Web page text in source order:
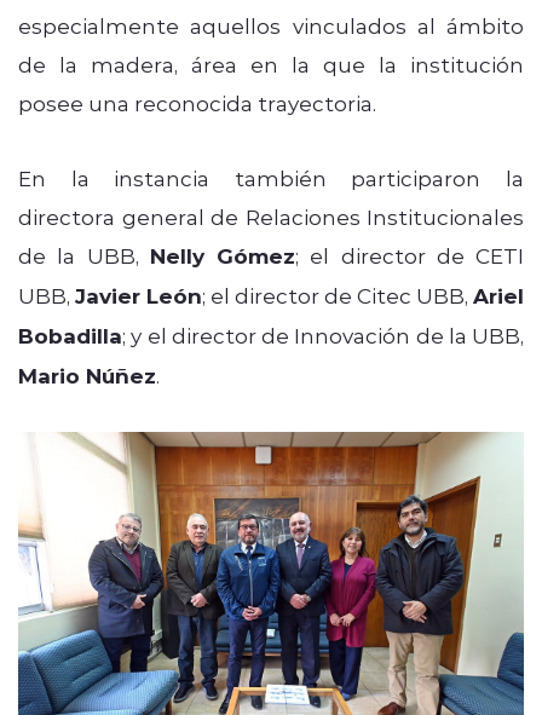
especialmente aquellos vinculados al ámbito
de la madera, área en la que la institución
posee una reconocida trayectoria.
En la instancia también participaron la
directora general de Relaciones Institucionales
de la UBB, Nelly Gómez; el director de CETI
UBB, Javier León; el director de Citec UBB, Ariel
Bobadilla; y el director de Innovación de la UBB,
Mario Núñez.